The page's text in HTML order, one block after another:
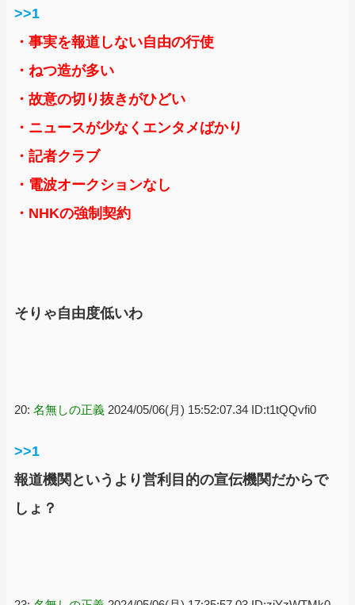
>>1
・事実を報道しない自由の行使
・ねつ造が多い
・故意の切り抜きがひどい
・ニュースが少なくエンタメばかり
・記者クラブ
・電波オークションなし
・NHKの強制契約
そりゃ自由度低いわ
20: 名無しの正義 2024/05/06(月) 15:52:07.34 ID:t1tQQvfi0
>>1
報道機関というより営利目的の宣伝機関だからで
しょ？